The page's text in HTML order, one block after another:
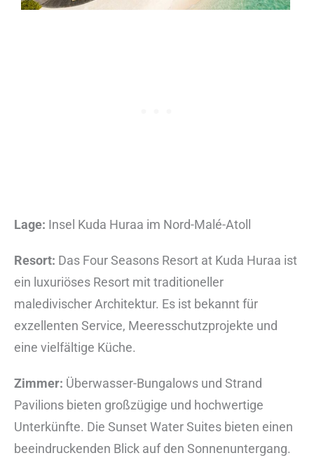
Lage: Insel Kuda Huraa im Nord-Malé-Atoll
Resort: Das Four Seasons Resort at Kuda Huraa ist
ein luxuriöses Resort mit traditioneller
maledivischer Architektur. Es ist bekannt für
exzellenten Service, Meeresschutzprojekte und
eine vielfältige Küche.
Zimmer: Überwasser-Bungalows und Strand
Pavilions bieten großzügige und hochwertige
Unterkünfte. Die Sunset Water Suites bieten einen
beeindruckenden Blick auf den Sonnenuntergang.